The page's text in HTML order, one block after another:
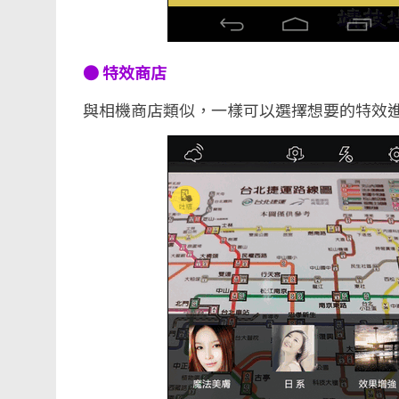
● 特效商店
與相機商店類似，一樣可以選擇想要的特效